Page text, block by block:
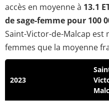
accès en moyenne à 13.1
de sage-femme pour 100
Saint-Victor-de-Malcap est
femmes que la moyenne
2023